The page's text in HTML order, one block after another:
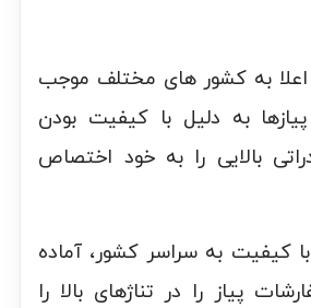
اعلا به کشور های مختلف موجب
به دلیل با کیفیت بودن
بالایی را به خود اختصاص
با کیفیت به سراسر کشور، آماده
پیاز را در تناژهای بالا را